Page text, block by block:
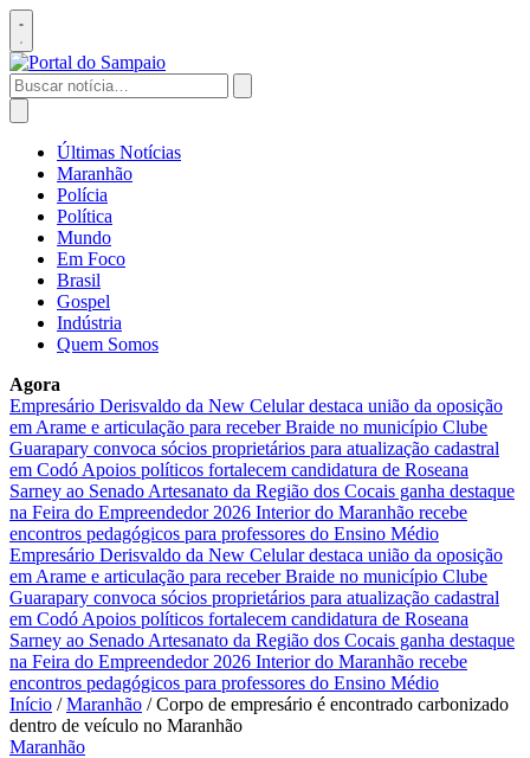
Pular
para
o
conteúdo
Abrir
menu
Buscar
por:
Abrir
buscaÚltimas Notícias
Maranhão
Polícia
Política
Mundo
Em Foco
Brasil
Gospel
Indústria
Quem Somos
Agora
Empresário Derisvaldo da New Celular destaca união da oposição
em Arame e articulação para receber Braide no município Clube
Guarapary convoca sócios proprietários para atualização cadastral
em Codó Apoios políticos fortalecem candidatura de Roseana
Sarney ao Senado Artesanato da Região dos Cocais ganha destaque
na Feira do Empreendedor 2026 Interior do Maranhão recebe
encontros pedagógicos para professores do Ensino Médio
Empresário Derisvaldo da New Celular destaca união da oposição
em Arame e articulação para receber Braide no município Clube
Guarapary convoca sócios proprietários para atualização cadastral
em Codó Apoios políticos fortalecem candidatura de Roseana
Sarney ao Senado Artesanato da Região dos Cocais ganha destaque
na Feira do Empreendedor 2026 Interior do Maranhão recebe
encontros pedagógicos para professores do Ensino Médio
Início / Maranhão / Corpo de empresário é encontrado carbonizado
dentro de veículo no Maranhão
Maranhão